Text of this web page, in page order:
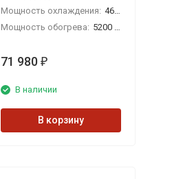
Мощность охлаждения: 4600 Вт
Мощность обогрева: 5200 Вт
71 980 ₽
В наличии
В корзину